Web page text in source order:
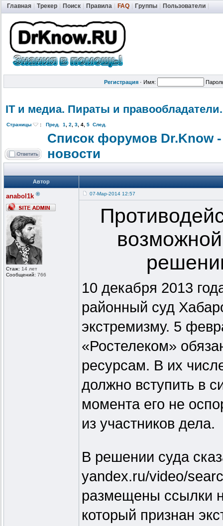
Главная Трекер Поиск Правила FAQ Группы Пользователи
Регистрация · Имя:
IT и медиа. Пираты и правообладат
Страницы : Пред. 1, 2, 3, 4, 5 След.
Список форумов Dr.Know
новости
Автор
anabol1k ®
Стаж: 14 лет
Сообщений: 766
07-Мар-2014 12:57
10 декабря 2013
районный суд
экстремизму. 5
«Ростелеком»
ресурсам. В их
должно вступить в
момента его не
из участников дела.
В решении суда
yandex.ru/video/
размещены ссылки
который признан